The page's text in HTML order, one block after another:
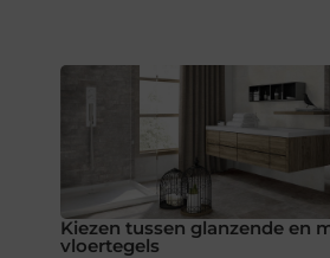
Kiezen tussen glanzende en
vloertegels